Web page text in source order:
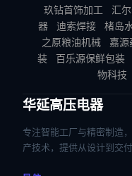
玖钻首饰加工
汇
器
迪索焊接 楮岛
之原粮油机械
嘉源
装
百乐源保鲜包装
物科技
华延高压电器
专注智能工厂与精密制造
产技术，提供从设计到交